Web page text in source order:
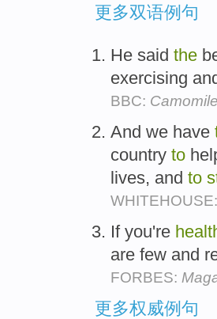
更多双语例句
He said the
exercising
BBC:
And we have
country to
lives, and to
WHITEHOUSE:
If you're
are few and
FORBES:
更多权威例句